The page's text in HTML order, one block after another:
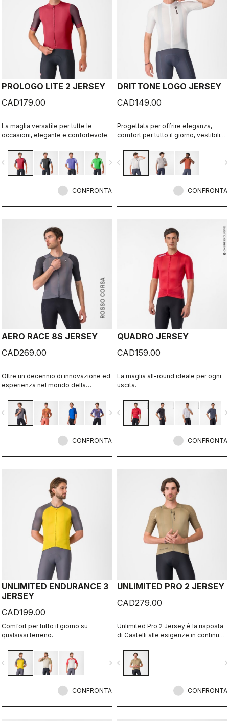
PROLOGO LITE 2 JERSEY
CAD179.00
La maglia versatile per tutte le
occasioni, elegante e confortevole.
navigate_next
CONFRONTA
DRITTONE LOGO JERSEY
CAD149.00
Progettata per offrire eleganza,
comfort per tutto il giorno, vestibilità
navigate_before
CONFRONTA
ROSSO CORSA
AERO RACE 8S JERSEY
CAD269.00
Oltre un decennio di innovazione ed
esperienza nel mondo della
oggi è ancora più veloce.
navigate_next
CONFRONTA
QUADRO JERSEY
CAD159.00
La maglia all-round ideale per ogni
uscita.
navigate_before
CONFRONTA
UNLIMITED ENDURANCE 3
JERSEY
CAD199.00
Comfort per tutto il giorno su
qualsiasi terreno.
navigate_next
CONFRONTA
UNLIMITED PRO 2 JERSEY
CAD279.00
Unlimited Pro 2 Jersey è la risposta
di Castelli alle esigenze in continua
gravel che vogliono ottenere ogni
minimo vantaggio senza sacrificare
lo spirito di questo sport.
navigate_before
CONFRONTA